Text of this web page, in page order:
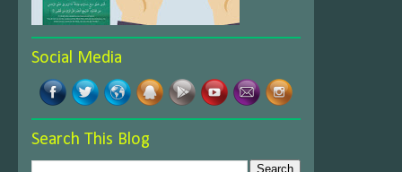
Social Media
Search This Blog